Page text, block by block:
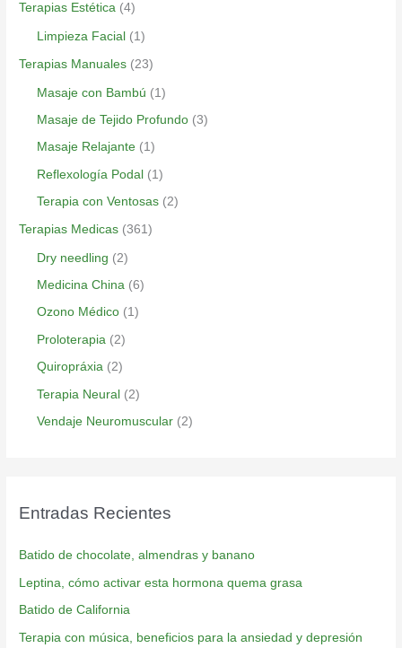
Terapias Estética (4)
Limpieza Facial (1)
Terapias Manuales (23)
Masaje con Bambú (1)
Masaje de Tejido Profundo (3)
Masaje Relajante (1)
Reflexología Podal (1)
Terapia con Ventosas (2)
Terapias Medicas (361)
Dry needling (2)
Medicina China (6)
Ozono Médico (1)
Proloterapia (2)
Quiropráxia (2)
Terapia Neural (2)
Vendaje Neuromuscular (2)
Entradas Recientes
Batido de chocolate, almendras y banano
Leptina, cómo activar esta hormona quema grasa
Batido de California
Terapia con música, beneficios para la ansiedad y depresión